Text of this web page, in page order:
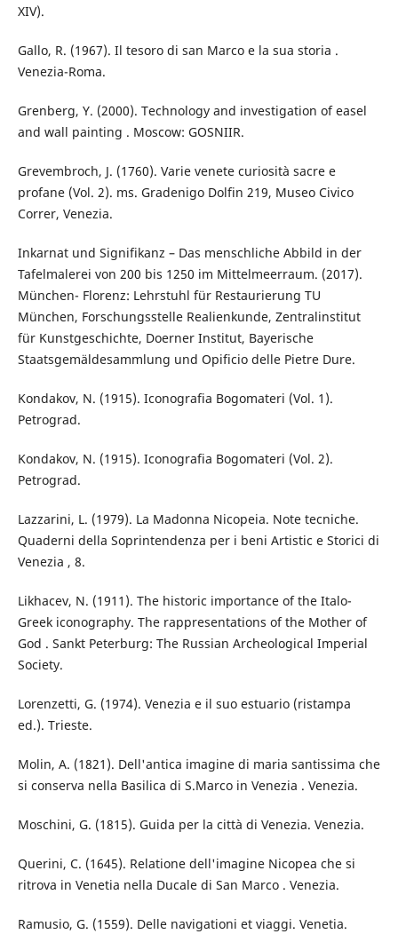
XIV).
Gallo, R. (1967). Il tesoro di san Marco e la sua storia .
Venezia-Roma.
Grenberg, Y. (2000). Technology and investigation of easel
and wall painting . Moscow: GOSNIIR.
Grevembroch, J. (1760). Varie venete curiosità sacre e
profane (Vol. 2). ms. Gradenigo Dolfin 219, Museo Civico
Correr, Venezia.
Inkarnat und Signifikanz – Das menschliche Abbild in der
Tafelmalerei von 200 bis 1250 im Mittelmeerraum. (2017).
München- Florenz: Lehrstuhl für Restaurierung TU
München, Forschungsstelle Realienkunde, Zentralinstitut
für Kunstgeschichte, Doerner Institut, Bayerische
Staatsgemäldesammlung und Opificio delle Pietre Dure.
Kondakov, N. (1915). Iconografia Bogomateri (Vol. 1).
Petrograd.
Kondakov, N. (1915). Iconografia Bogomateri (Vol. 2).
Petrograd.
Lazzarini, L. (1979). La Madonna Nicopeia. Note tecniche.
Quaderni della Soprintendenza per i beni Artistic e Storici di
Venezia , 8.
Likhacev, N. (1911). The historic importance of the Italo-
Greek iconography. The rappresentations of the Mother of
God . Sankt Peterburg: The Russian Archeological Imperial
Society.
Lorenzetti, G. (1974). Venezia e il suo estuario (ristampa
ed.). Trieste.
Molin, A. (1821). Dell'antica imagine di maria santissima che
si conserva nella Basilica di S.Marco in Venezia . Venezia.
Moschini, G. (1815). Guida per la città di Venezia. Venezia.
Querini, C. (1645). Relatione dell'imagine Nicopea che si
ritrova in Venetia nella Ducale di San Marco . Venezia.
Ramusio, G. (1559). Delle navigationi et viaggi. Venetia.